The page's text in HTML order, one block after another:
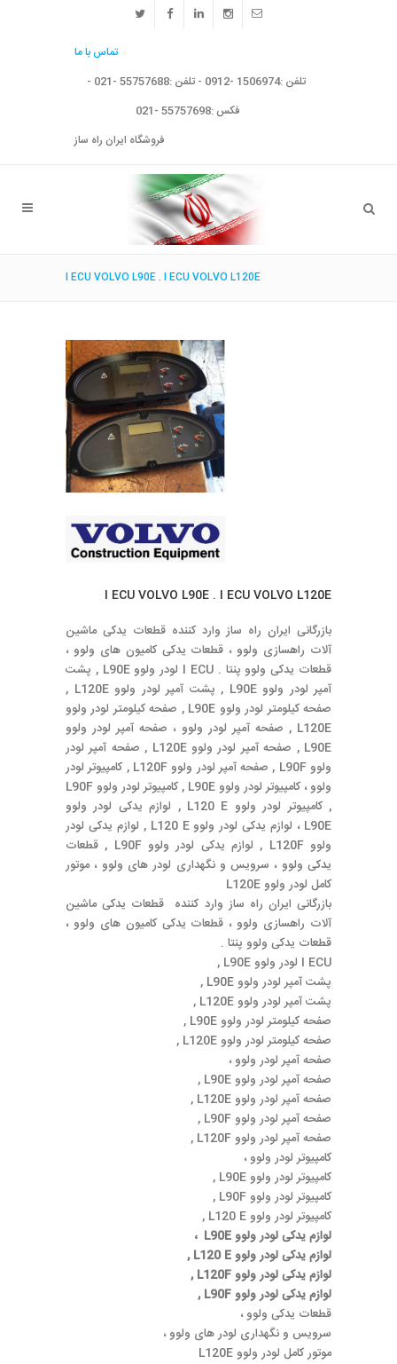
تماس با ما
تلفن :1506974 -0912 - تلفن :55757688 -021 -
فکس :55757698 -021
فروشگاه ایران راه ساز
I ECU VOLVO L90E . I ECU VOLVO L120E
I ECU VOLVO L90E . I ECU VOLVO L120E
بازرگانی ایران راه ساز وارد کننده قطعات یدکی ماشین
آلات راهسازی ولوو ، قطعات یدکی کامیون های ولوو ،
قطعات یدکی ولوو پنتا . I ECU لودر ولوو L90E , پشت
آمپر لودر ولوو L90E , پشت آمپر لودر ولوو L120E ,
صفحه کیلومتر لودر ولوو L90E , صفحه کیلومتر لودر ولوو
L120E , صفحه آمپر لودر ولوو ، صفحه آمپر لودر ولوو
L90E , صفحه آمپر لودر ولوو L120E , صفحه آمپر لودر
ولوو L90F , صفحه آمپر لودر ولوو L120F , کامپیوتر لودر
ولوو ، کامپیوتر لودر ولوو L90E , کامپیوتر لودر ولوو L90F
, کامپیوتر لودر ولوو L120 E , لوازم یدکی لودر ولوو
L90E ، لوازم یدکی لودر ولوو L120 E , لوازم یدکی لودر
ولوو L120F , لوازم یدکی لودر ولوو L90F , قطعات
یدکی ولوو ، سرویس و نگهداری لودر های ولوو ، موتور
کامل لودر ولوو L120E
بازرگانی ایران راه ساز وارد کننده قطعات یدکی ماشین
آلات راهسازی ولوو ، قطعات یدکی کامیون های ولوو ،
قطعات یدکی ولوو پنتا .
I ECU لودر ولوو L90E ,
پشت آمپر لودر ولوو L90E ,
پشت آمپر لودر ولوو L120E ,
صفحه کیلومتر لودر ولوو L90E ,
صفحه کیلومتر لودر ولوو L120E ,
صفحه آمپر لودر ولوو ،
صفحه آمپر لودر ولوو L90E ,
صفحه آمپر لودر ولوو L120E ,
صفحه آمپر لودر ولوو L90F ,
صفحه آمپر لودر ولوو L120F ,
کامپیوتر لودر ولوو ،
کامپیوتر لودر ولوو L90E ,
کامپیوتر لودر ولوو L90F ,
کامپیوتر لودر ولوو L120 E ,
لوازم یدکی لودر ولوو L90E ،
لوازم یدکی لودر ولوو L120 E ,
لوازم یدکی لودر ولوو L120F ,
لوازم یدکی لودر ولوو L90F ,
قطعات یدکی ولوو ،
سرویس و نگهداری لودر های ولوو ،
موتور کامل لودر ولوو L120E